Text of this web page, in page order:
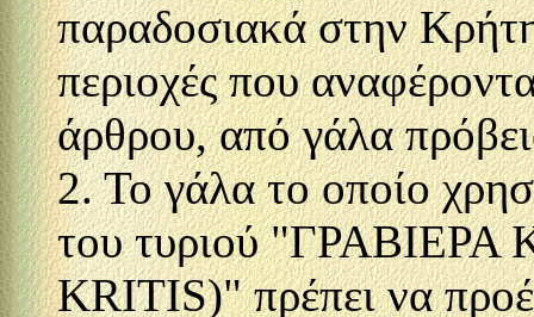
παραδοσιακά στην
περιοχές που
άρθρου, από γάλα
2. Το γάλα το οποίο
του τυριού
KRITIS)" πρέπει να